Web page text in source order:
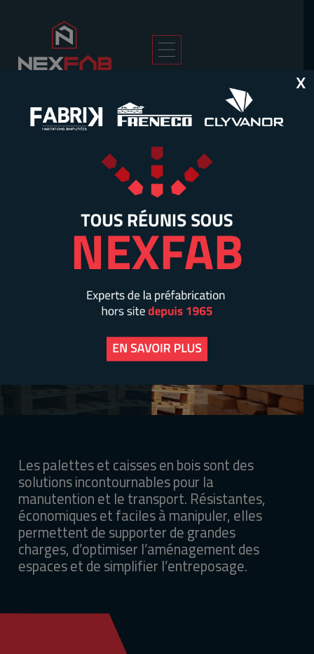
Accueil>Solutions>Palettes
PALETTES
CAISSES
EN BOIS
Les palettes et caisses en bois sont des
solutions incontournables pour la
manutention et le transport. Résistantes,
économiques et faciles à manipuler, elles
permettent de supporter de grandes
charges, d’optimiser l’aménagement des
espaces et de simplifier l’entreposage.
X